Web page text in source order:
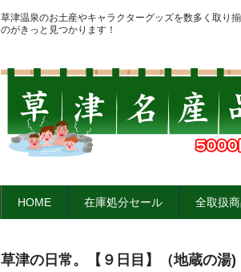
草津温泉のお土産やキャラクターグッズを数多く取り
のがきっと見つかります！
HOME 在庫処分セール 全取扱
草津の日常。【９日目】（地蔵の湯)